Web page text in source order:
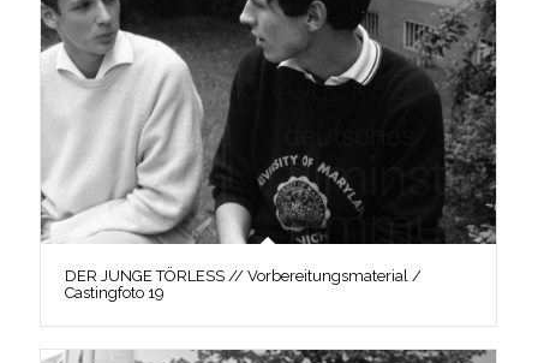
DER JUNGE TÖRLESS // Vorbereitungsmaterial /
Castingfoto 19